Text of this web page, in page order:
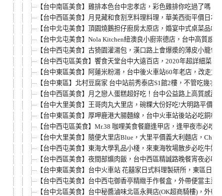
【台中南區美食】雞排本色台中忠孝店，彩色雞排你吃過了嗎
【台中西區美食】月見藏和食割烹料理料理，華美西街平價日
【台中北屯美食】頂園燒鵝担仔廚房太原店，婚宴中式桌菜品
【台中北屯美食】Nola Kitchen紐澳良小廚崇德店，台中高質
【台中西屯美食】古猗園灌湯包，漢口路上會爆漿的薄皮小籠
【台中西屯區美食】饗食天堂台中大遠百店，2020年超詳細菜
【台中東區美食】阿蓮米粉湯，台中後火車站60年老店，改走
【台中東區】北村豆腐家 台中站前秀泰店S1館2樓，不管吃幾
【台中西區美食】月之戀人蛋糕超好吃！台中公益路上高質感
【台中大里美食】王哥肉丸大里店，碗粿大份好吃!大明路平價
【台中東區美食】厚呷鹿港大腸麵線，台中火車站後站必吃銅
【台中西屯區美食】Mr.38 咖哩美食餐廳逢甲店，逢甲夜市必
【台中大里美食】隨便大里店Blue，大里平價義大利麵店，
【台中西屯美食】東海大學乳品小棧，來東海牧場散步必吃牛奶
【台中西區美食】夜間部爌肉飯，台中西區精誠路晚餐宵夜必
【台中東區美食】台中火車站 花囍家日式料理製研所，東區日
【台中西屯美食】台中西屯御香亭精緻手作餐盒，外帶便當主
【台中北區美食】台中秘醬滷味北區永興店(OK超商騎樓)，外